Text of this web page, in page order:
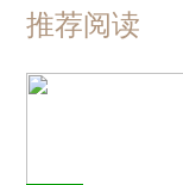
推荐阅读